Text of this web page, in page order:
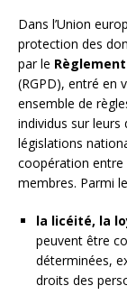
Dans l’Union
protection des
par le
(RGPD), entré en
ensemble de
individus sur
législations
coopération entre
membres. Parmi
la licéité, la
peuvent être
déterminées,
droits des